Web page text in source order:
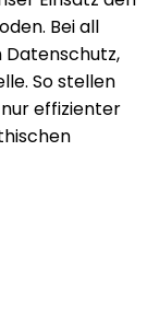
Bei all
So stellen
effizienter